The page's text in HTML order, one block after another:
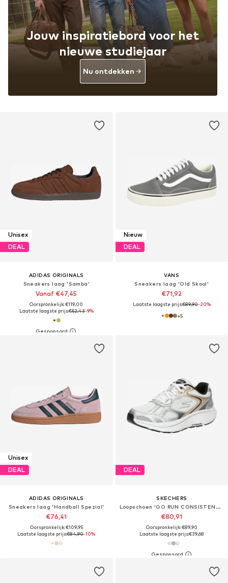
Unisex
DEAL
ADIDAS ORIGINALS
Sneakers laag 'Samba'
Vanaf €47,45
Oorspronkelijk: €119,00
Laatste laagste prijs:€52,43-9%
Nieuw
DEAL
VANS
Sneakers laag 'Old Skool'
€71,92
Laatste laagste prijs:€89,90-20%
+5
Unisex
DEAL
ADIDAS ORIGINALS
Sneakers laag 'Handball Spezial'
€76,41
Oorspronkelijk: €109,95
Laatste laagste prijs:€84,90-10%
DEAL
SKECHERS
Loopschoen 'GO RUN CONSISTENT 2.0'
€80,91
Oorspronkelijk: €89,90
Laatste laagste prijs:€39,68
Jouw inspiratiebord voor het
nieuwe studiejaar
Nu ontdekken